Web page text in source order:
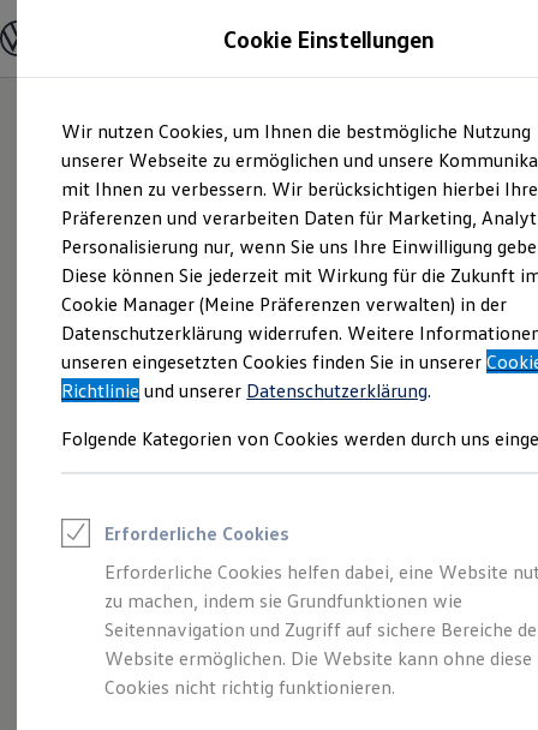
Hauptinhalt
springen
Footer
springen
Modelle und Konfigurator
Modelle vergleichen
Elektroautos
ENERGY Sondermodelle
Nutzfahrzeuge
SUV und CUV
Familienautos
Kombis
Kompaktwagen
Sportwagen
Schnell verfügbare Fahrzeuge
Angebote und Produkte
Aktuelle Angebote
E-Auto-Förderung
Volkswagen Marktplatz
Junge Gebrauchtwagen und Gebrauchtwagen
Saisonangebote
Leasing
Leasing-Angebote
Gebrauchtwagen Leasing
Junge Gebrauchtwagen-Leasing
Elektroauto Leasing
Kleinwagen-Leasing
Leasing ohne Anzahlung
Der T-Roc
Cookie Einstellungen
Wir nutzen Cookies, um Ihnen die bestmögliche Nutzung
unserer Webseite zu ermöglichen und unsere
mit Ihnen zu verbessern. Wir berücksichtigen hierbei Ihre
Präferenzen und verarbeiten Daten für Marketing,
Personalisierung nur, wenn Sie uns Ihre Einwilligung
Diese können Sie jederzeit mit Wirkung für die Zukunft
Cookie Manager (Meine Präferenzen verwalten) in der
Datenschutzerklärung widerrufen. Weitere
unseren eingesetzten Cookies finden Sie in unserer
Richtlinie und unserer Datenschutzerklärung.
Folgende Kategorien von Cookies werden durch uns
Erforderliche Cookies
Erforderliche Cookies helfen dabei, eine Website
zu machen, indem sie Grundfunktionen wie
Seitennavigation und Zugriff auf sichere Bereiche
Website ermöglichen. Die Website kann ohne diese
Cookies nicht richtig funktionieren.